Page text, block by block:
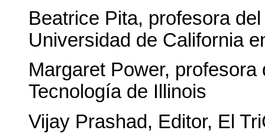
Beatrice Pita, profesora
Universidad de California
Margaret Power,
Tecnología de Illinois
Vijay Prashad, Editor, El